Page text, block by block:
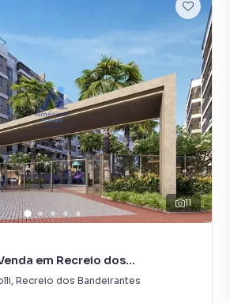
11
em Recreio dos
, Recreio dos Bandeirantes